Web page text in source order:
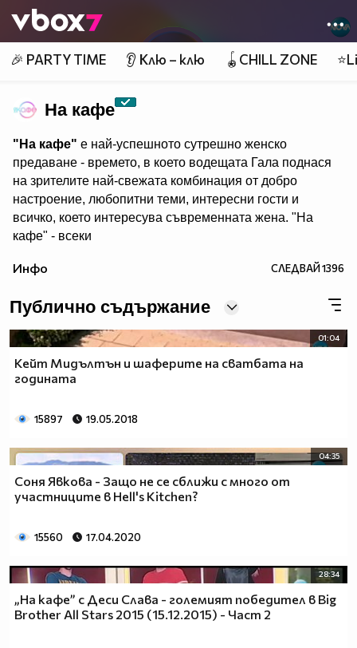
👾
🎉 PARTY TIME 👂 Клю – клю 🪀CHILL ZONE
На кафе
"На кафе" е най-успешното сутрешно женско
предаване - времето, в което водещата Гала поднася
на зрителите най-свежата комбинация от добро
настроение, любопитни теми, интересни гости и
всичко, което интересува съвременната жена. "На
кафе" - всеки
може да гледате и в
Инфо СЛЕДВАЙ1396
Публично съдържание
01:04
Кейт Мидълтън и шаферите на сватбата на
годината
15897 19.05.2018
04:35
Соня Явкова - Защо не се сближи с много от
участниците в Hell's Kitchen?
15560 17.04.2020
28:34
„На кафе” с Деси Слава - големият победител в Big
Brother All Stars 2015 (15.12.2015) - Част 2